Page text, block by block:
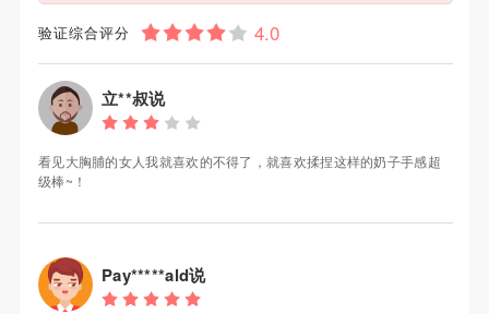
验证综合评分
立**叔说
看见大胸脯的女人我就喜欢的不得了，就喜欢揉捏这样的奶子手感超
级棒~！
Pay*****ald说